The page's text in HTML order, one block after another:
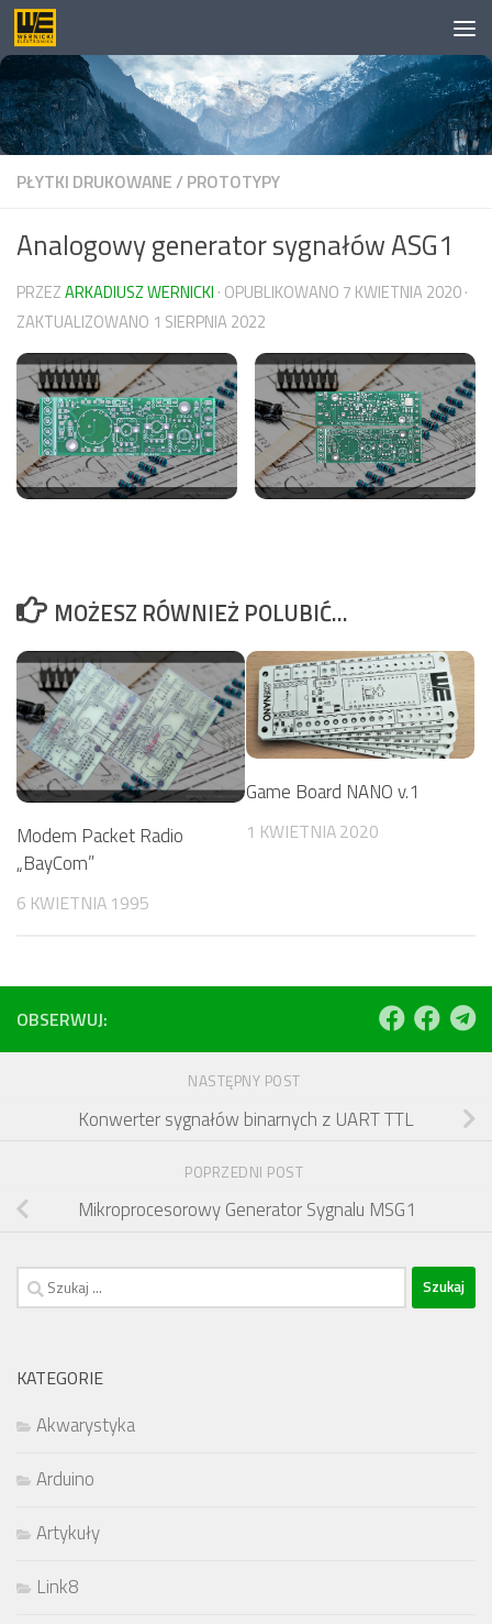
Skip to content
PŁYTKI DRUKOWANE/PROTOTYPY
Analogowy generator sygnałów ASG1
PRZEZARKADIUSZ WERNICKI · OPUBLIKOWANO 7 KWIETNIA 2020·
ZAKTUALIZOWANO 1 SIERPNIA 2022
MOŻESZ RÓWNIEŻ POLUBIĆ…
Modem Packet Radio
„BayCom”
6 KWIETNIA 1995
Game Board NANO v.1
1 KWIETNIA 2020
OBSERWUJ:
NASTĘPNY POST
Konwerter sygnałów binarnych z UART TTL
POPRZEDNI POST
Mikroprocesorowy Generator Sygnalu MSG1
Szukaj:
KATEGORIE
Akwarystyka
Arduino
Artykuły
Link8